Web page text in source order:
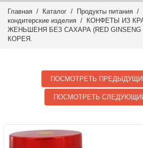
Главная / Каталог / Продукты питания /
кондитерские изделия / КОНФЕТЫ ИЗ
ЖЕНЬШЕНЯ БЕЗ САХАРА (RED GINSENG
КОРЕЯ.
ПОСМОТРЕТЬ
ПОСМОТРЕТЬ